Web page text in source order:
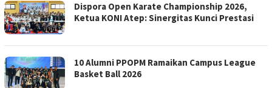
Dispora Open Karate Championship 2026,
Ketua KONI Atep: Sinergitas Kunci Prestasi
10 Alumni PPOPM Ramaikan Campus League
Basket Ball 2026